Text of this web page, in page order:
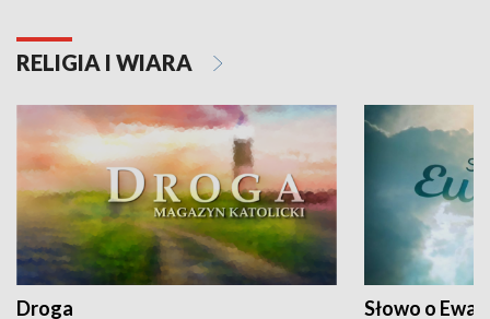
RELIGIA I WIARA
Droga Słowo o